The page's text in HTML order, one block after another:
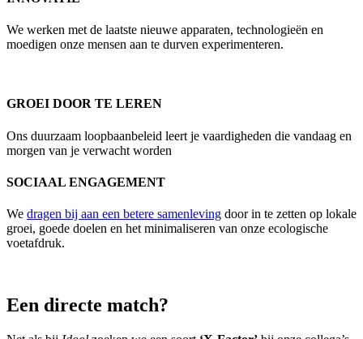
We werken met de laatste nieuwe apparaten, technologieën en
moedigen onze mensen aan te durven experimenteren.
GROEI DOOR TE LEREN
Ons duurzaam loopbaanbeleid leert je vaardigheden die vandaag en
morgen van je verwacht worden
SOCIAAL ENGAGEMENT
We dragen bij aan een betere samenleving door in te zetten op lokale
groei, goede doelen en het minimaliseren van onze ecologische
voetafdruk.
Een directe match?